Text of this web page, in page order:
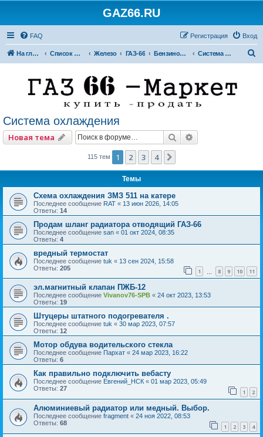
GAZ66.RU
FAQ Вход
Регистрация
На главную Список форумов Железо ГАЗ-66 Бензиновые двигатели Система охлаждения
Система охлаждения
Новая тема Поиск
115 тем 1 2 3 4
Темы
Схема охлаждения ЗМЗ 511 на катере
Последнее сообщение RAT « 13 июн 2026, 14:05
Ответы: 14
Продам шланг радиатора отводящий ГАЗ-66
Последнее сообщение san « 01 окт 2024, 08:35
Ответы: 4
вредный термостат
Последнее сообщение tuk « 13 сен 2024, 15:58
Ответы: 205 1 8 9 10 11
эл.магнитный клапан ПЖБ-12
Последнее сообщение Vivanov76-SPB « 24 окт 2023, 13:53
Ответы: 19
Штуцеры штатного подогревателя .
Последнее сообщение tuk « 30 мар 2023, 07:57
Ответы: 12
Мотор обдува водительского стекла
Последнее сообщение Пархат « 24 мар 2023, 16:22
Ответы: 6
Как правильно подключить вебасту
Последнее сообщение Евгений_НСК « 01 мар 2023, 05:49
Ответы: 27 1 2
Алюминиевый радиатор или медный. Выбор.
Последнее сообщение fragment « 24 ноя 2022, 08:53
Ответы: 68 1 2 3 4